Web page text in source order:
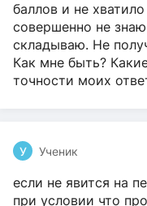
баллов и не
совершенно не
складываю. Не
Как мне быть?
точности моих
У Ученик
если не явится на
при условии что